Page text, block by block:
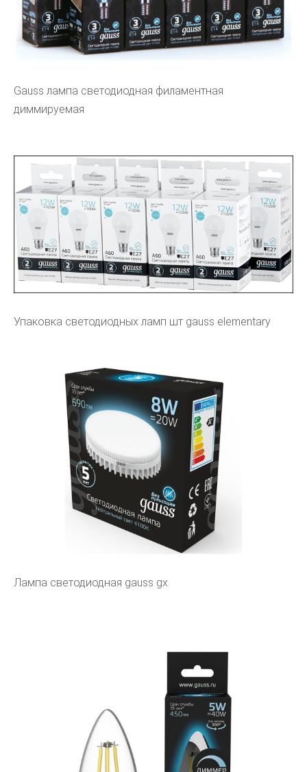
Gauss лампа светодиодная филаментная
диммируемая
Упаковка светодиодных ламп шт gauss elementary
Лампа светодиодная gauss gx